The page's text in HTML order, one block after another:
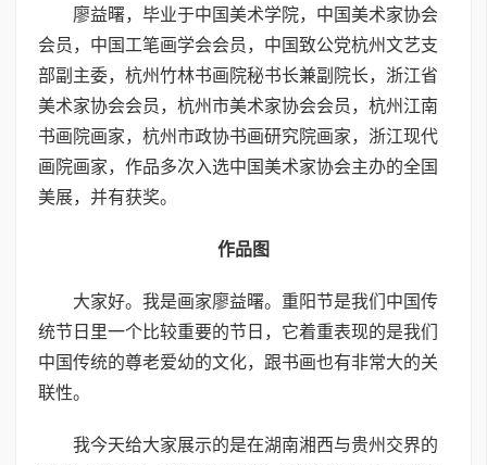
廖益曙，毕业于中国美术学院，中国美术家协会
会员，中国工笔画学会会员，中国致公党杭州文艺支
部副主委，杭州竹林书画院秘书长兼副院长，浙江省
美术家协会会员，杭州市美术家协会会员，杭州江南
书画院画家，杭州市政协书画研究院画家，浙江现代
画院画家，作品多次入选中国美术家协会主办的全国
美展，并有获奖。
作品图
大家好。我是画家廖益曙。重阳节是我们中国传
统节日里一个比较重要的节日，它着重表现的是我们
中国传统的尊老爱幼的文化，跟书画也有非常大的关
联性。
我今天给大家展示的是在湖南湘西与贵州交界的